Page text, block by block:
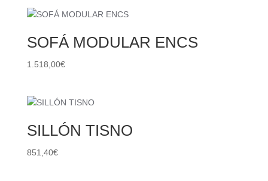
SOFÁ MODULAR ENCS
1.518,00€
SILLÓN TISNO
851,40€